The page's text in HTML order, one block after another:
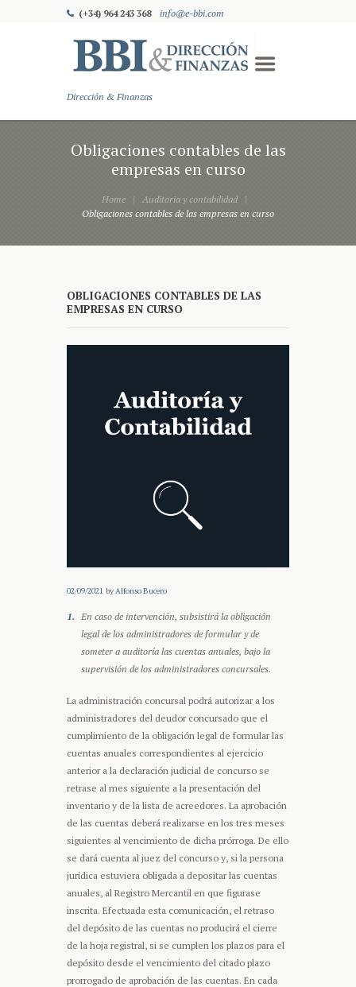
(+34) 964 243 368 info@e-bbi.com
Dirección & Finanzas
Obligaciones contables de las
empresas en curso
Home
Auditoria y contabilidad
Obligaciones contables de las empresas en curso
OBLIGACIONES CONTABLES DE LAS
EMPRESAS EN CURSO
02/09/2021 byAlfonso Bucero
En caso de intervención, subsistirá la obligación
legal de los administradores de formular y de
someter a auditoría las cuentas anuales, bajo la
supervisión de los administradores concursales.
La administración concursal podrá autorizar a los
administradores del deudor concursado que el
cumplimiento de la obligación legal de formular las
cuentas anuales correspondientes al ejercicio
anterior a la declaración judicial de concurso se
retrase al mes siguiente a la presentación del
inventario y de la lista de acreedores. La aprobación
de las cuentas deberá realizarse en los tres meses
siguientes al vencimiento de dicha prórroga. De ello
se dará cuenta al juez del concurso y, si la persona
jurídica estuviera obligada a depositar las cuentas
anuales, al Registro Mercantil en que figurase
inscrita. Efectuada esta comunicación, el retraso
del depósito de las cuentas no producirá el cierre
de la hoja registral, si se cumplen los plazos para el
depósito desde el vencimiento del citado plazo
prorrogado de aprobación de las cuentas. En cada